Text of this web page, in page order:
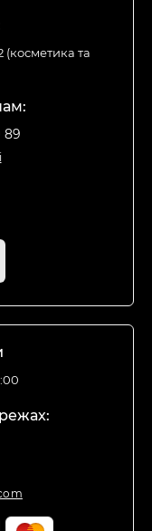
(косметика та
89